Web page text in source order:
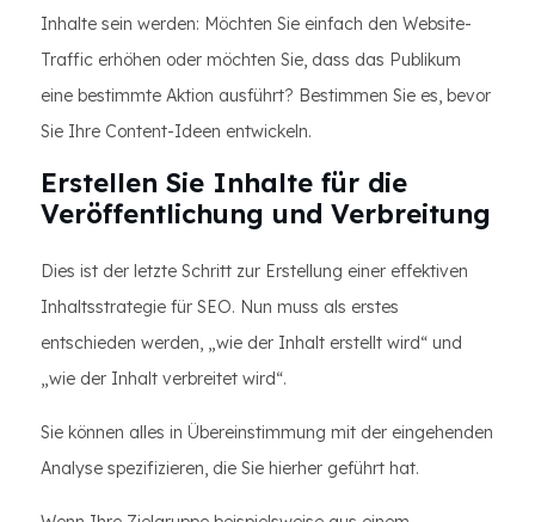
Inhalte sein werden: Möchten Sie einfach den Website-
Traffic erhöhen oder möchten Sie, dass das Publikum
eine bestimmte Aktion ausführt? Bestimmen Sie es, bevor
Sie Ihre Content-Ideen entwickeln.
Erstellen Sie Inhalte für die
Veröffentlichung und Verbreitung
Dies ist der letzte Schritt zur Erstellung einer effektiven
Inhaltsstrategie für SEO. Nun muss als erstes
entschieden werden, „wie der Inhalt erstellt wird“ und
„wie der Inhalt verbreitet wird“.
Sie können alles in Übereinstimmung mit der eingehenden
Analyse spezifizieren, die Sie hierher geführt hat.